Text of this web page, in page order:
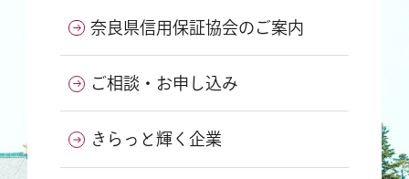
奈良県信用保証協会のご案内
ご相談・お申し込み
きらっと輝く企業